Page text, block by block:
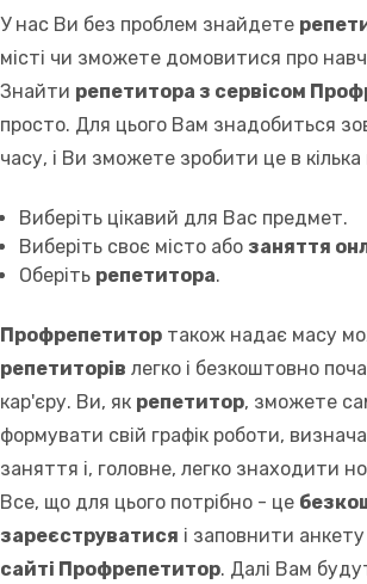
У нас Ви без проблем знайдете
місті чи зможете домовитися про
Знайти репетитора з сервісом
просто. Для цього Вам знадобиться
часу, і Ви зможете зробити це в кілька
Виберіть цікавий для Вас предмет.
Виберіть своє місто або заняття
Оберіть репетитора.
Профрепетитор також надає масу
репетиторів легко і безкоштовно
кар'єру. Ви, як репетитор, зможете
формувати свій графік роботи,
заняття і, головне, легко знаходити
Все, що для цього потрібно - це
зареєструватися і заповнити анкету
сайті Профрепетитор. Далі Вам